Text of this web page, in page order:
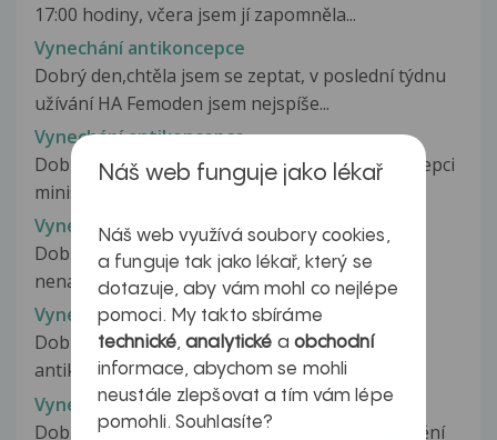
17:00 hodiny, včera jsem jí zapomněla...
Vynechání antikoncepce
Dobrý den,chtěla jsem se zeptat, v poslední týdnu
užívání HA Femoden jsem nejspíše...
Vynechání antikoncepce
Dobrý den,chtěla bych se zeptat,beru antikoncepci
minisiston a zapoměla jsem...
Vynechání antikoncepce
Dobrý den. Moje doktorka na gyndu je k…a,
nenapsala mi antikoncepci, i když...
Vynechání antikoncepce
Dobrý den, chtěla bych se zeptat.. teď beru
antikoncepci 1. týdnem a do teď...
Vynechání antikoncepce
Dobrý den chci se zeptat jaké je riziko otěhotnění
Náš web funguje jako lékař
Náš web využívá soubory cookies,
a funguje tak jako lékař, který se
dotazuje, aby vám mohl co nejlépe
pomoci. My takto sbíráme
technické,analytické a obchodní
informace, abychom se mohli
neustále zlepšovat a tím vám lépe
pomohli. Souhlasíte?